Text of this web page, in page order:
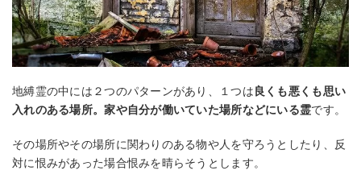
地縛霊の中には２つのパターンがあり、１つは良くも悪くも思い
入れのある場所。家や自分が働いていた場所などにいる霊です。
その場所やその場所に関わりのある物や人を守ろうとしたり、反
対に恨みがあった場合恨みを晴らそうとします。